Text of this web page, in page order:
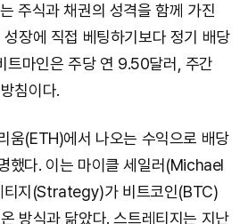
주식과 채권의 성격을 함께 가진
장에 직접 베팅하기보다 정기 배당
트마인은 주당 연 9.50달러, 주간
침이다.
움(ETH)에서 나오는 수익으로 배당
했다. 이는 마이클 세일러(Michael
티지(Strategy)가 비트코인(BTC)
방식과 닮았다. 스트레티지는 지난